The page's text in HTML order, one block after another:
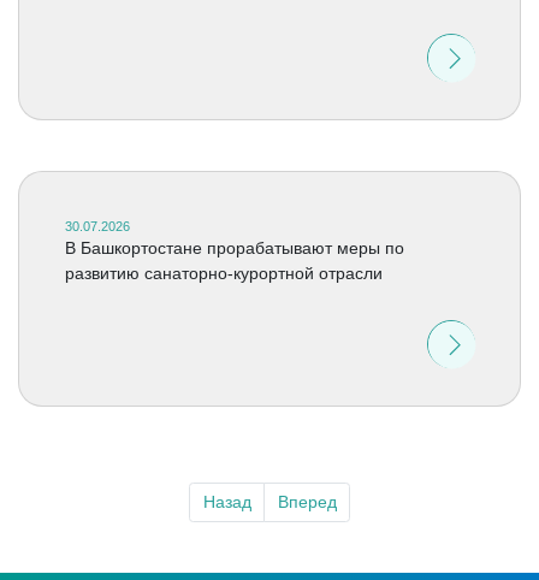
30.07.2026
В Башкортостане прорабатывают меры по
развитию санаторно-курортной отрасли
Назад Вперед